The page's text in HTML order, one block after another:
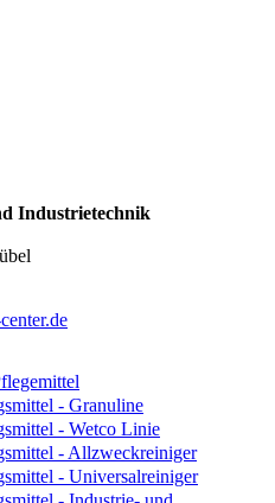
Industrietechnik
- Granuline
- Wetco Linie
- Allzweckreiniger
- Universalreiniger